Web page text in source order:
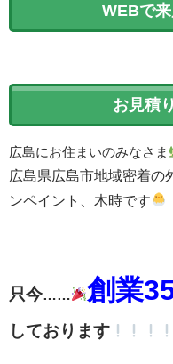
WEBで
お見積
広島にお住まいのみなさま
広島県広島市地域密着の
ンペイント、木時です
只今…… 創業
しております